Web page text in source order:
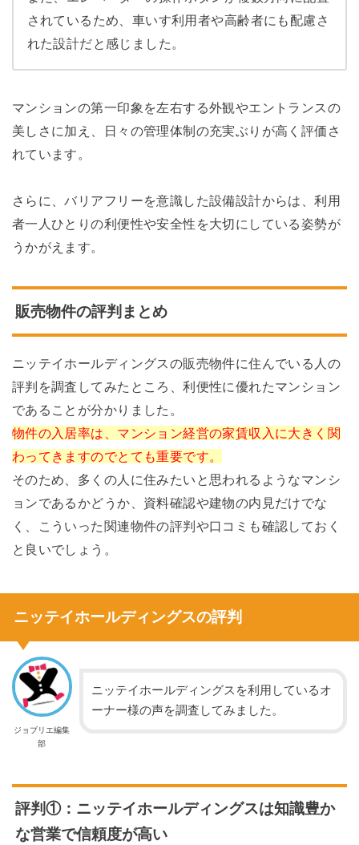
されているため、車いす利用者や高齢者にも配慮さ
れた設計だと感じました。
マンションの第一印象を左右する外観やエントランスの
美しさに加え、日々の管理体制の充実ぶりが高く評価さ
れています。
さらに、バリアフリーを意識した設備設計からは、利用
者一人ひとりの利便性や安全性を大切にしている姿勢が
うかがえます。
販売物件の評判まとめ
ニッテイホールディングスの販売物件に住んでいる人の
評判を調査してみたところ、利便性に優れたマンション
であることが分かりました。
物件の入居率は、マンション経営の家賃収入に大きく関
わってきますのでとても重要です。
そのため、多くの人に住みたいと思われるようなマンシ
ョンであるかどうか、資料確認や建物の内見だけでな
く、こういった関連物件の評判や口コミも確認しておく
と良いでしょう。
ニッテイホールディングスの評判
ジョブリエ編集
部
ニッテイホールディングスを利用しているオ
ーナー様の声を調査してみました。
評判①：ニッテイホールディングスは知識豊か
な営業で信頼度が高い